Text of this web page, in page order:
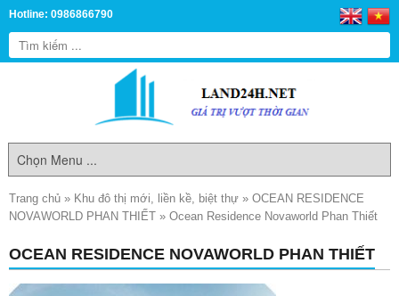
Hotline: 0986866790
Trang chủ » Khu đô thị mới, liền kề, biệt thự » OCEAN RESIDENCE
NOVAWORLD PHAN THIẾT » Ocean Residence Novaworld Phan Thiết
OCEAN RESIDENCE NOVAWORLD PHAN THIẾT